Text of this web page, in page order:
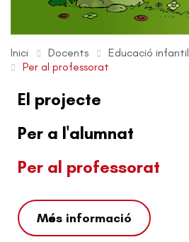
Inici Docents Educació infantil
Per al professorat
El projecte
Per a l'alumnat
Per al professorat
Més informació